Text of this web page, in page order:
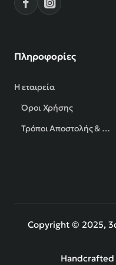
Πληροφορίες
Η εταιρεία
Όροι Χρήσης
Τρόποι Αποστολής & Πληρωμής
Copyright © 2025,
Handcrafted